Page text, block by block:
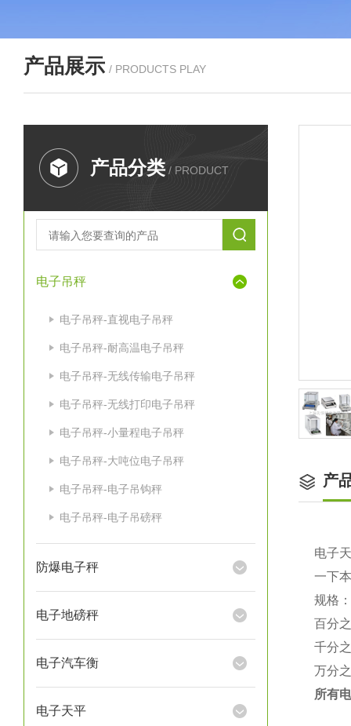
产品展示 / PRODUCTS PLAY
产品分类 / PRODUCT
电子吊秤
电子吊秤-直视电子吊秤
电子吊秤-耐高温电子吊秤
电子吊秤-无线传输电子吊秤
电子吊秤-无线打印电子吊秤
电子吊秤-小量程电子吊秤
电子吊秤-大吨位电子吊秤
电子吊秤-电子吊钩秤
电子吊秤-电子吊磅秤
防爆电子秤
电子地磅秤
电子汽车衡
电子天平
产
电子
一下
规格
百分
千分
万分
所有